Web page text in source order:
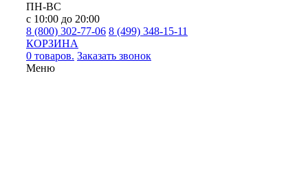
ПН-ВС
с 10:00 до 20:00
8 (800) 302-77-06 8 (499) 348-15-11
КОРЗИНА
0 товаров. Заказать звонок
Меню